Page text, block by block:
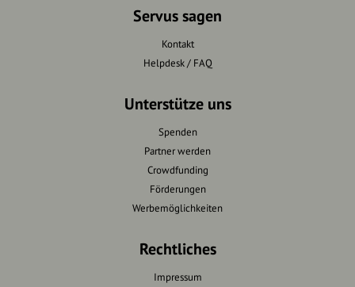
Servus sagen
Kontakt
Helpdesk / FAQ
Unterstütze uns
Spenden
Partner werden
Crowdfunding
Förderungen
Werbemöglichkeiten
Rechtliches
Impressum